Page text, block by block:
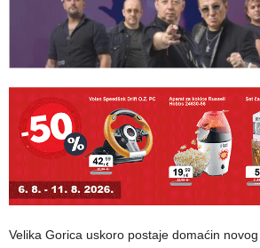
Velika Gorica uskoro postaje domaćin